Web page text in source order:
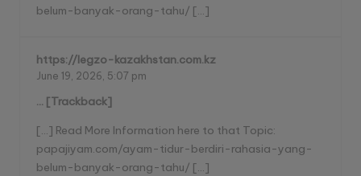
belum-banyak-orang-tahu/ […]
https://legzo-kazakhstan.com.kz
June 19, 2026, 5:07 pm
… [Trackback]
[…] Read More Information here to that Topic:
papajiyam.com/ayam-tidur-berdiri-rahasia-yang-
belum-banyak-orang-tahu/ […]